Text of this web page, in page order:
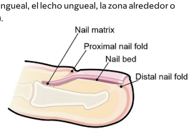
el lecho ungueal, la zona alrededor o